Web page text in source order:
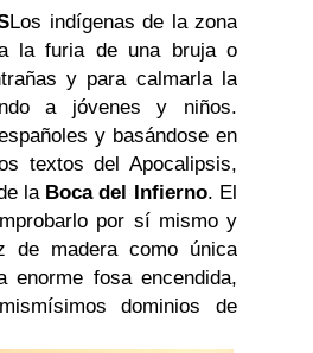
Los indígenas de la zona
la furia de una bruja o
y para calmarla la
a jóvenes y niños.
y basándose en
textos del Apocalipsis,
la Boca del Infierno. El
por sí mismo y
de madera como única
enorme fosa encendida,
dominios de